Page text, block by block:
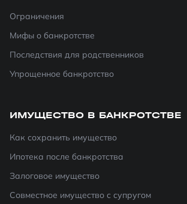
Ограничения
Мифы о банкротстве
Последствия для родственников
Упрощенное банкротство
ИМУЩЕСТВО В БАНКРОТСТВЕ
Как сохранить имущество
Ипотека после банкротства
Залоговое имущество
Совместное имущество с супругом